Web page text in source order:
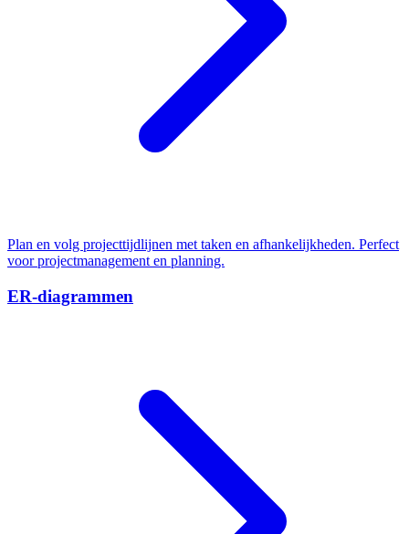
Plan en volg projecttijdlijnen met taken en afhankelijkheden. Perfect
voor projectmanagement en planning.
ER-diagrammen